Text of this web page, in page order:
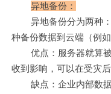
异地备份：
异地备份分为两种：
种备份数据到云端（例
优点：服务器就算被
收到影响，可以在受灾
缺点：企业内部数据